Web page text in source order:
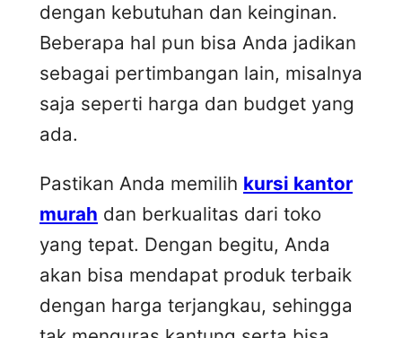
dengan kebutuhan dan keinginan.
Beberapa hal pun bisa Anda jadikan
sebagai pertimbangan lain, misalnya
saja seperti harga dan budget yang
ada.
Pastikan Anda memilih kursi kantor
murah dan berkualitas dari toko
yang tepat. Dengan begitu, Anda
akan bisa mendapat produk terbaik
dengan harga terjangkau, sehingga